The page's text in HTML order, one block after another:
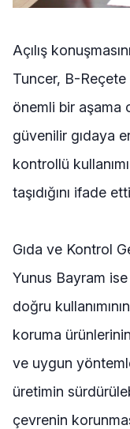
Açılış
Tuncer, B-Reçete
önemli bir aşama
güvenilir gıdaya
kontrollü
taşıdığını ifade
Gıda ve Kontrol
Yunus Bayram
doğru
koruma
ve uygun
üretimin
çevrenin